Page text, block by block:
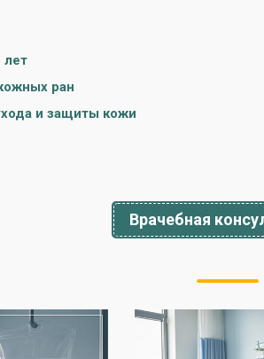
лет
ран
и защиты кожи
Врачебная